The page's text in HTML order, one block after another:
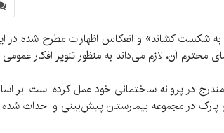
به شکست کشاند» و انعکاس اظهارات مطرح شده در
آن، لازم می‌داند به منظور تنویر افکار
مندرج در پروانه ساختمانی خود عمل کرده است. بر
صادره، این بیمارستان ملزم به تأمین ۱۱۵ جای پارک بوده، اما با صرف هزینه‌های قابل توجه، تعداد ۱۷۵ جای پارک در مجموعه بیمارستان پیش‌بینی و